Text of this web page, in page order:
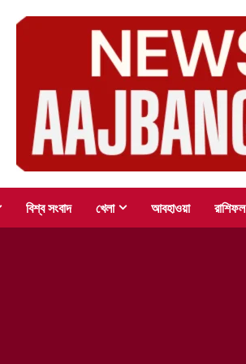
বিশ্ব সংবাদ খেলা আবহাওয়া রাশিফল